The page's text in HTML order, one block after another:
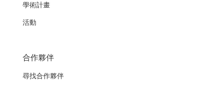
學術計畫
活動
合作夥伴
尋找合作夥伴